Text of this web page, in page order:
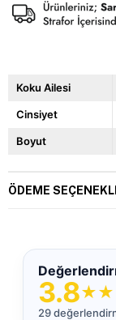
Koku Ailesi
Cinsiyet
Boyut
ÖDEME
3.8★★
29